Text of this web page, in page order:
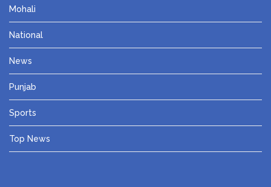
Mohali
National
News
Punjab
Sports
Top News